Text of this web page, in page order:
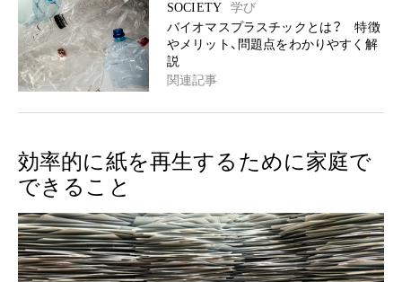
SOCIETY
学び
バイオマスプラスチックとは？ 特徴
やメリット、問題点をわかりやすく解
説
関連記事
効率的に紙を再生するために家庭で
できること